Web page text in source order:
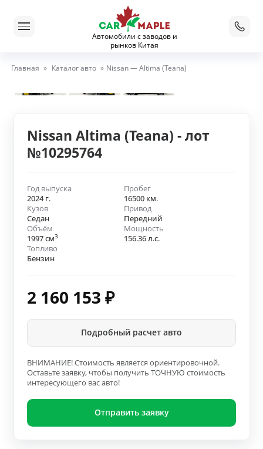
Автомобили с заводов и
рынков Китая
Главная » Каталог авто » Nissan — Altima (Teana)
Nissan Altima (Teana) - лот
№10295764
Год выпуска
2024 г.
Пробег
16500 км.
Кузов
Седан
Привод
Передний
Объём
1997 см3
Мощность
156.36 л.с.
Топливо
Бензин
2 160 153 ₽
Подробный расчет авто
ВНИМАНИЕ! Стоимость является ориентировочной.
Оставьте заявку, чтобы получить ТОЧНУЮ стоимость
интересующего вас авто!
Отправить заявку